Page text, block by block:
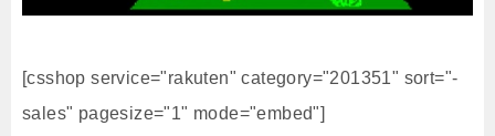
[csshop service="rakuten" category="201351" sort="-
sales" pagesize="1" mode="embed"]